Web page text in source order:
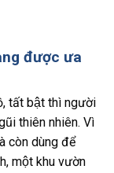
được ưa
tất bật thì người
thiên nhiên. Vì
còn dùng để
một khu vườn